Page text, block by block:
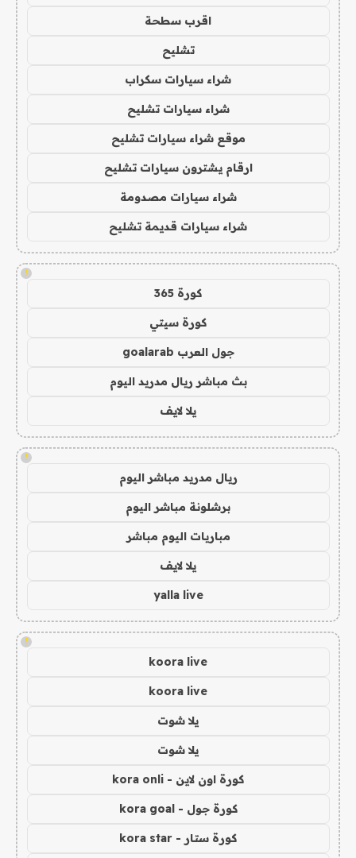
اقرب سطحة
تشليح
شراء سيارات سكراب
شراء سيارات تشليح
موقع شراء سيارات تشليح
ارقام يشترون سيارات تشليح
شراء سيارات مصدومة
شراء سيارات قديمة تشليح
!
كورة 365
كورة سيتي
جول العرب goalarab
بث مباشر ريال مدريد اليوم
يلا لايف
!
ريال مدريد مباشر اليوم
برشلونة مباشر اليوم
مباريات اليوم مباشر
يلا لايف
yalla live
!
koora live
koora live
يلا شوت
يلا شوت
كورة اون لاين - kora onli
كورة جول - kora goal
كورة ستار - kora star